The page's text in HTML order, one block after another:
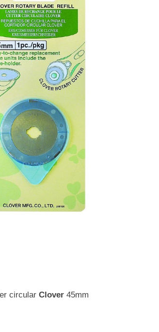
circular Clover 45mm